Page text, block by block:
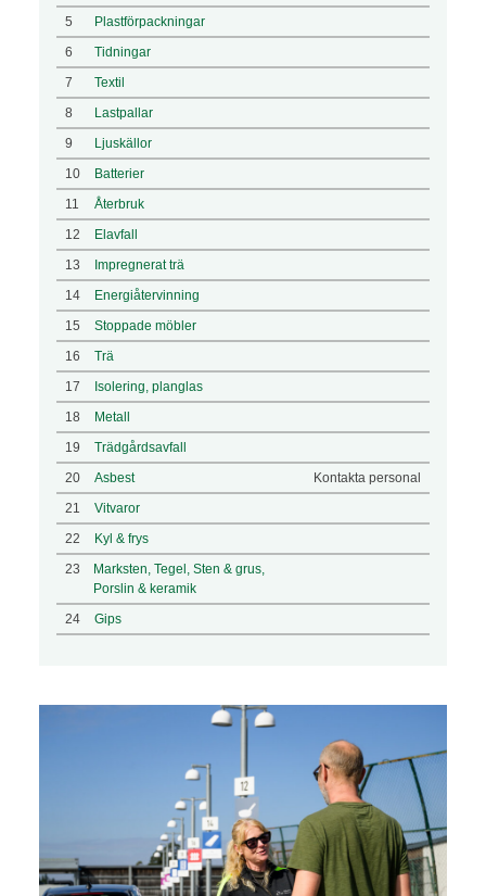
5
Plastförpackningar
6
Tidningar
7
Textil
8
Lastpallar
9
Ljuskällor
10
Batterier
11
Återbruk
12
Elavfall
13
Impregnerat trä
14
Energiåtervinning
15
Stoppade möbler
16
Trä
17
Isolering, planglas
18
Metall
19
Trädgårdsavfall
20
Asbest
Kontakta personal
21
Vitvaror
22
Kyl & frys
23
Marksten, Tegel, Sten & grus,
Porslin & keramik
24
Gips